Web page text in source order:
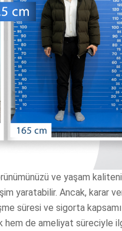
ve yaşam
yaratabilir. Ancak, karar
süresi ve sigorta
hem de ameliyat süreciyle